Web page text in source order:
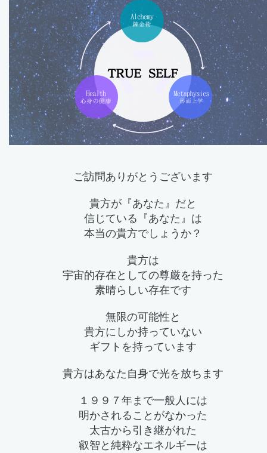
ご訪問ありがとうございます
貴方が『あなた』だと
信じている『あなた』は
本当の貴方でしょうか？
貴方は
宇宙的存在としての尊厳を持った
素晴らしい存在です
無限の可能性と
貴方にしか持っていない
ギフトを持っています
貴方はあなた自身で光を放ちます
１９９７年まで一般人には
明かされることがなかった
太古から引き継がれた
叡智と純粋なエネルギーは